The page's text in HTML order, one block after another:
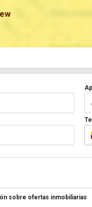
sobre ofertas inmobiliarias